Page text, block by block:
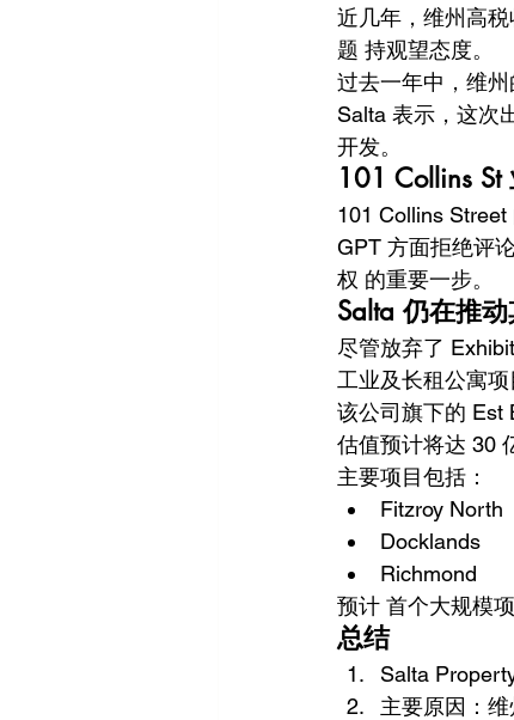
近几年，维州高
题 持观望态度。
过去一年中，维
Salta 表示，这次
开发。
101 Collins St
101 Collins Street
GPT 方面拒绝评
权 的重要一步。
Salta 仍在推
尽管放弃了
工业及长租公寓项
该公司旗下的 Est
估值预计将达 30
主要项目包括：
Fitzroy North
Docklands
Richmond
预计 首个大规模
总结
Salta
主要原因：